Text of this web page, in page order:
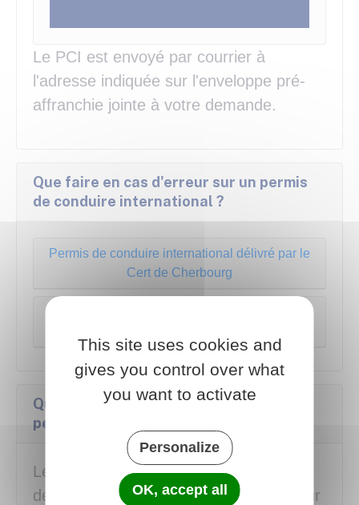
Le PCI est envoyé par courrier à
l'adresse indiquée sur l'enveloppe pré-
affranchie jointe à votre demande.
Que faire en cas d'erreur sur un permis
de conduire international ?
Permis de conduire international délivré par le
Cert de Cherbourg
Quelle est la durée de validité d'un
permis de conduire international ?
Le permis de conduire international est
délivré pour une durée de3 ans
ou pour
This site uses cookies and
gives you control over what
you want to activate
Personalize
OK, accept all